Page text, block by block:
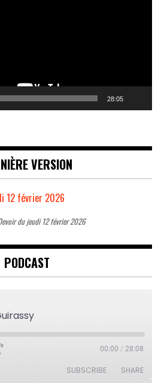
28:05
VERSION
du jeudi 12 février 2026
PODCAST
00:00 / 28:08
SUBSCRIBE SHARE